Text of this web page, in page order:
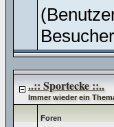
..:: Sportecke ::..
Immer wieder ein
Foren